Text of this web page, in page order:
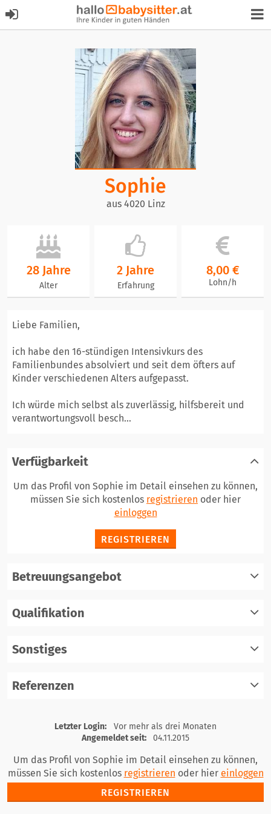
Sophie
aus 4020 Linz
28 Jahre
Alter
2 Jahre
Erfahrung
8,00 €
Lohn/h
Liebe Familien,
ich habe den 16-stündigen Intensivkurs des
Familienbundes absolviert und seit dem öfters auf
Kinder verschiedenen Alters aufgepasst.
Ich würde mich selbst als zuverlässig, hilfsbereit und
verantwortungsvoll besch...
Verfügbarkeit
Um das Profil von Sophie im Detail einsehen zu können,
müssen Sie sich kostenlos registrieren oder hier
einloggen
REGISTRIEREN
Betreuungsangebot
Qualifikation
Sonstiges
Referenzen
registrieren
einloggen
Letzter Login:
Vor mehr als drei Monaten
Angemeldet seit:
04.11.2015
Um das Profil von Sophie im Detail einsehen zu können,
müssen Sie sich kostenlos registrieren oder hier einloggen
REGISTRIEREN